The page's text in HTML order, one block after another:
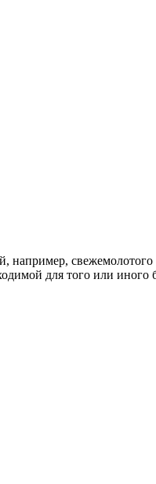
например,
для того или